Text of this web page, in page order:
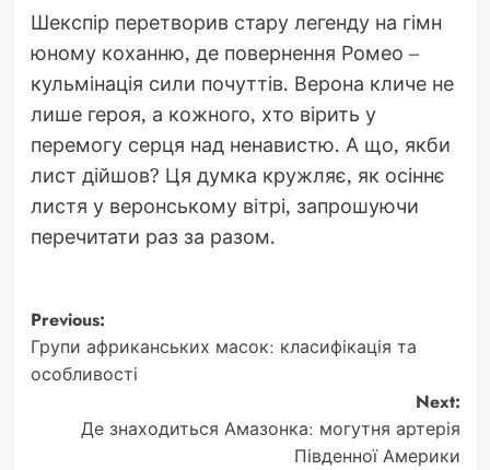
Шекспір перетворив стару легенду на гімн
юному коханню, де повернення Ромео –
кульмінація сили почуттів. Верона кличе не
лише героя, а кожного, хто вірить у
перемогу серця над ненавистю. А що, якби
лист дійшов? Ця думка кружляє, як осіннє
листя у веронському вітрі, запрошуючи
перечитати раз за разом.
Post
navigation
Previous:
Групи африканських масок: класифікація та
особливості
Next:
Де знаходиться Амазонка: могутня артерія
Південної Америки